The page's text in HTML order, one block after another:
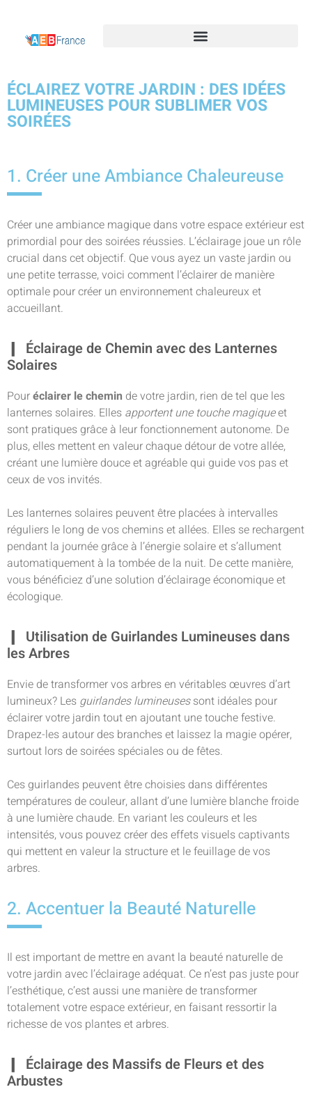
ÉCLAIREZ VOTRE JARDIN : DES IDÉES
LUMINEUSES POUR SUBLIMER VOS
SOIRÉES
1. Créer une Ambiance Chaleureuse
Créer une ambiance magique dans votre espace extérieur est
primordial pour des soirées réussies. L’éclairage joue un rôle
crucial dans cet objectif. Que vous ayez un vaste jardin ou
une petite terrasse, voici comment l’éclairer de manière
optimale pour créer un environnement chaleureux et
accueillant.
Éclairage de Chemin avec des Lanternes
Solaires
Pouréclairer le chemin de votre jardin, rien de tel que les
lanternes solaires. Elles apportent une touche magiqueet
sont pratiques grâce à leur fonctionnement autonome. De
plus, elles mettent en valeur chaque détour de votre allée,
créant une lumière douce et agréable qui guide vos pas et
ceux de vos invités.
Les lanternes solaires peuvent être placées à intervalles
réguliers le long de vos chemins et allées. Elles se rechargent
pendant la journée grâce à l’énergie solaire et s’allument
automatiquement à la tombée de la nuit. De cette manière,
vous bénéficiez d’une solution d’éclairage économique et
écologique.
Utilisation de Guirlandes Lumineuses dans
les Arbres
Envie de transformer vos arbres en véritables œuvres d’art
lumineux? Les guirlandes lumineusessont idéales pour
éclairer votre jardin tout en ajoutant une touche festive.
Drapez-les autour des branches et laissez la magie opérer,
surtout lors de soirées spéciales ou de fêtes.
Ces guirlandes peuvent être choisies dans différentes
températures de couleur, allant d’une lumière blanche froide
à une lumière chaude. En variant les couleurs et les
intensités, vous pouvez créer des effets visuels captivants
qui mettent en valeur la structure et le feuillage de vos
arbres.
2. Accentuer la Beauté Naturelle
Il est important de mettre en avant la beauté naturelle de
votre jardin avec l’éclairage adéquat. Ce n’est pas juste pour
l’esthétique, c’est aussi une manière de transformer
totalement votre espace extérieur, en faisant ressortir la
richesse de vos plantes et arbres.
Éclairage des Massifs de Fleurs et des
Arbustes